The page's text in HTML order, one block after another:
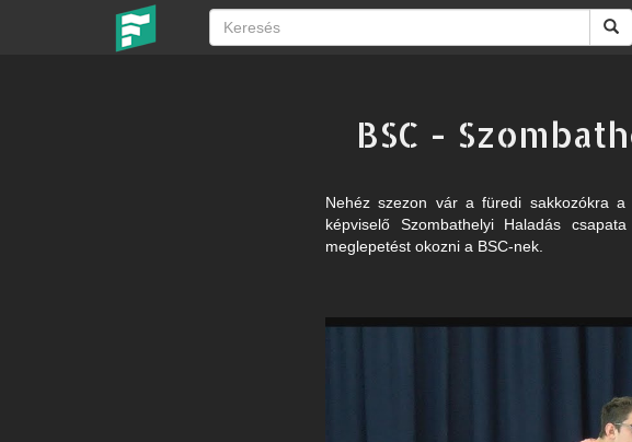
BSC -
Nehéz szezon vár a füredi sakkozókra
képviselő Szombathelyi Haladás
meglepetést okozni a BSC-nek.